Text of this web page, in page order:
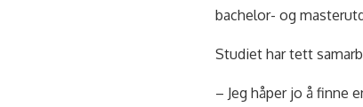
bachelor- og
Studiet har tett
– Jeg håper jo å finne